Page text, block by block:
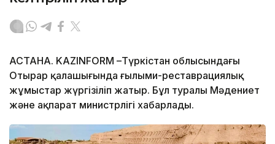
АСТАНА. KAZINFORM –Түркістан облысындағы
Отырар қалашығында ғылыми-реставрациялық
жұмыстар жүргізіліп жатыр. Бұл туралы Мәдениет
және ақпарат министрлігі хабарлады.